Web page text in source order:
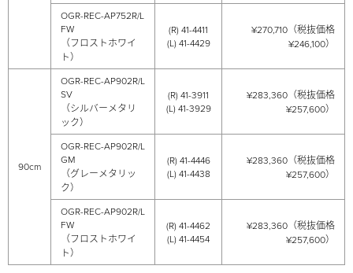
OGR-REC-AP752R/L
FW
（フロストホワイ
ト）
(R) 41-4411
(L) 41-4429
¥270,710（税抜価格
¥246,100）
90cm
OGR-REC-AP902R/L
SV
（シルバーメタリ
ック）
(R) 41-3911
(L) 41-3929
¥283,360（税抜価格
¥257,600）
OGR-REC-AP902R/L
GM
（グレーメタリッ
ク）
(R) 41-4446
(L) 41-4438
¥283,360（税抜価格
¥257,600）
OGR-REC-AP902R/L
FW
（フロストホワイ
ト）
(R) 41-4462
(L) 41-4454
¥283,360（税抜価格
¥257,600）